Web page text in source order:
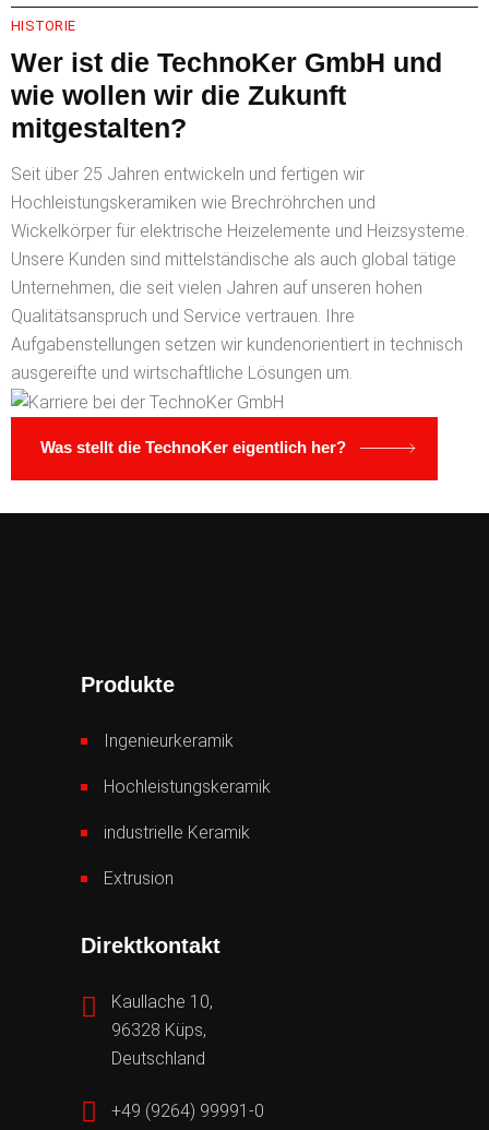
HISTORIE
Wer ist die TechnoKer GmbH und
wie wollen wir die Zukunft
mitgestalten?
Seit über 25 Jahren entwickeln und fertigen wir
Hochleistungskeramiken wie Brechröhrchen und
Wickelkörper für elektrische Heizelemente und Heizsysteme.
Unsere Kunden sind mittelständische als auch global tätige
Unternehmen, die seit vielen Jahren auf unseren hohen
Qualitätsanspruch und Service vertrauen. Ihre
Aufgabenstellungen setzen wir kundenorientiert in technisch
ausgereifte und wirtschaftliche Lösungen um.
Was stellt die TechnoKer eigentlich her?
Produkte
Ingenieurkeramik
Hochleistungskeramik
industrielle Keramik
Extrusion
Direktkontakt
Kaullache 10,
96328 Küps,
Deutschland
+49 (9264) 99991-0